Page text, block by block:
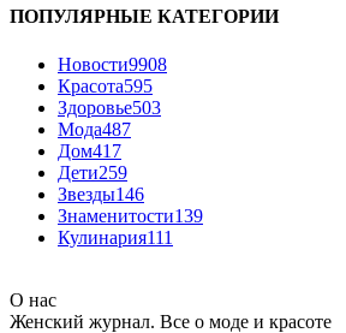
ПОПУЛЯРНЫЕ КАТЕГОРИИ
Новости9908
Красота595
Здоровье503
Мода487
Дом417
Дети259
Звезды146
Знаменитости139
Кулинария111
О нас
Женский журнал. Все о моде и красоте